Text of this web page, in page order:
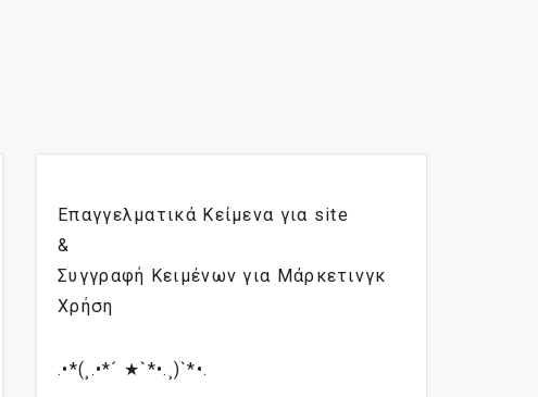
Επαγγελματικά Κείμενα για site
&
Συγγραφή Κειμένων για Μάρκετινγκ
Χρήση
.•*(¸.•*´ ★`*•.¸)`*•.